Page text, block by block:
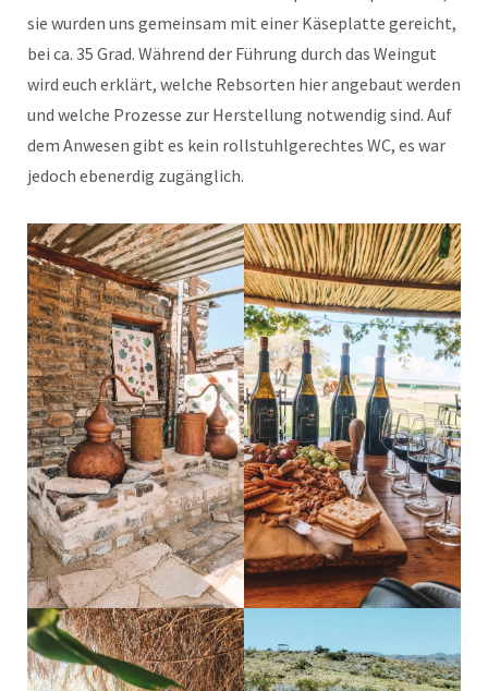
sie wurden uns gemeinsam mit einer Käseplatte gereicht,
bei ca. 35 Grad. Während der Führung durch das Weingut
wird euch erklärt, welche Rebsorten hier angebaut werden
und welche Prozesse zur Herstellung notwendig sind. Auf
dem Anwesen gibt es kein rollstuhlgerechtes WC, es war
jedoch ebenerdig zugänglich.